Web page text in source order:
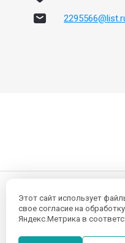
Этот сайт использует
свое согласие на
Яндекс.Метрика в